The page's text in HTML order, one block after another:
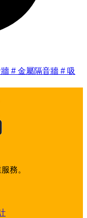
# 金屬隔音牆 # 吸
務。